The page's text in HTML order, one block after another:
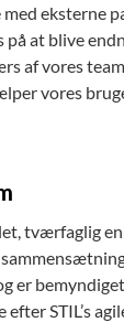
eksterne
på at blive
af vores
vores
tværfaglig
er
STIL’s